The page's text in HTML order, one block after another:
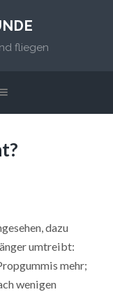
fliegen
dazu
umtreibt:
mehr;
wenigen